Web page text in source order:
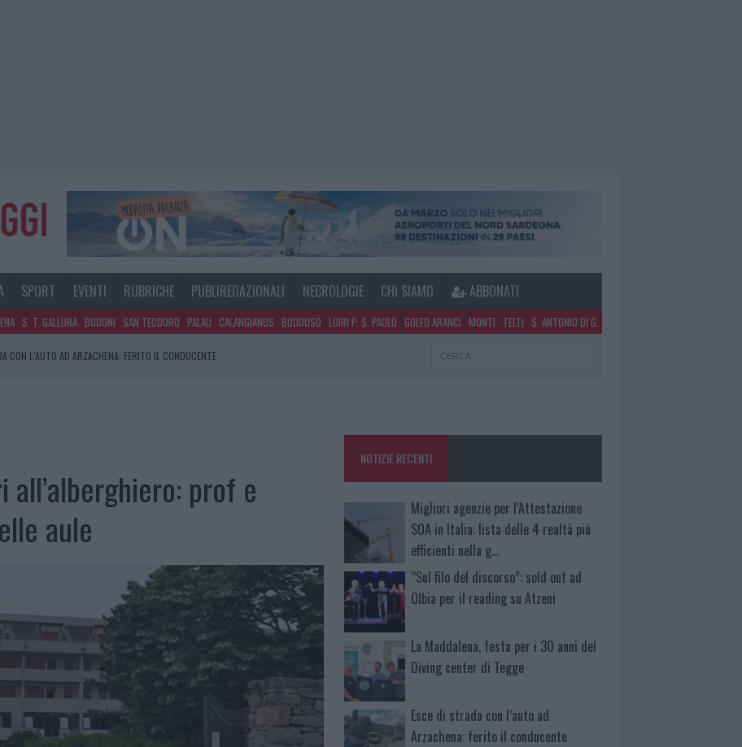
SPORT EVENTI RUBRICHE PUBLIREDAZIONALI NECROLOGIE CHI SIAMO ABBONATI
S. T. GALLURA BUDONI SAN TEODORO PALAU CALANGIANUS BUDDUSÒ LOIRI P. S. PAOLO GOLFO ARANCI MONTI TELTI S. ANTONIO DI G.
A TAVOLARA: SALVATE DAI VIGILI DEL FUOCO
OUT AD OLBIA PER IL READING SU ATZENI
ARZACHENA: FERITO IL CONDUCENTE
all’alberghiero: prof e
aule
NOTIZIE RECENTI
Migliori agenzie per l’Attestazione
SOA in Italia: lista delle 4 realtà più
efficienti nella g…
“Sul filo del discorso”: sold out ad
Olbia per il reading su Atzeni
La Maddalena, festa per i 30 anni del
Diving center di Tegge
Esce di strada con l’auto ad
Arzachena: ferito il conducente